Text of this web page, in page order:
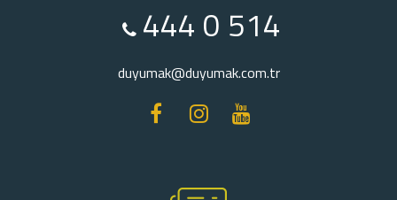
444 0 514
duyumak@duyumak.com.tr